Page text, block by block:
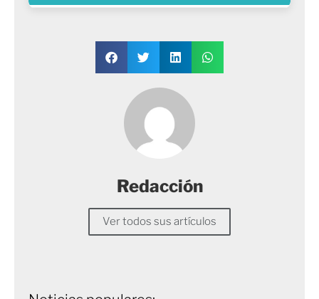
Redacción
Ver todos sus artículos